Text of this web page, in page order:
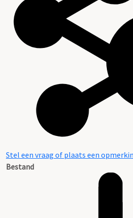
Stel een vraag of plaats een
Bestand